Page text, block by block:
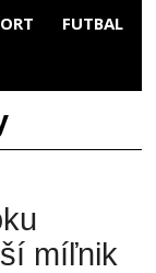
FUTBAL
míľnik